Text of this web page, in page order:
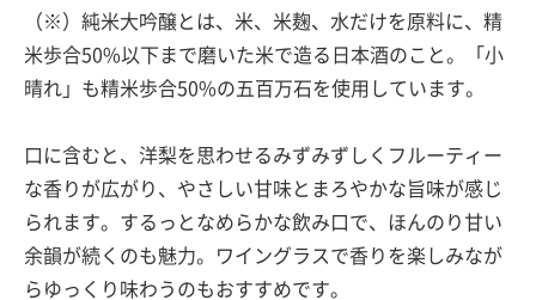
（※）純米大吟醸とは、米、米麹、水だけを原料に、精
米歩合50%以下まで磨いた米で造る日本酒のこと。「小
晴れ」も精米歩合50%の五百万石を使用しています。
口に含むと、洋梨を思わせるみずみずしくフルーティー
な香りが広がり、やさしい甘味とまろやかな旨味が感じ
られます。するっとなめらかな飲み口で、ほんのり甘い
余韻が続くのも魅力。ワイングラスで香りを楽しみなが
らゆっくり味わうのもおすすめです。